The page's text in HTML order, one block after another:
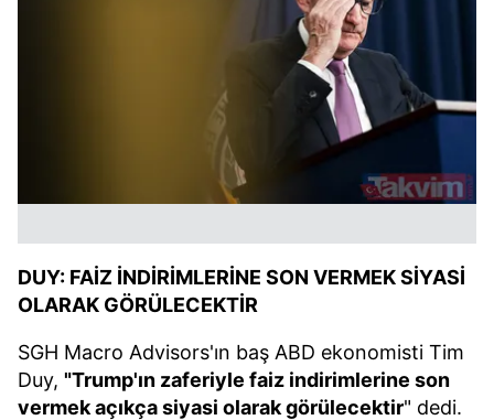
DUY: FAİZ İNDİRİMLERİNE SON VERMEK SİYASİ
OLARAK GÖRÜLECEKTİR
SGH Macro Advisors'ın baş ABD ekonomisti Tim
Duy, "Trump'ın zaferiyle faiz indirimlerine son
vermek açıkça siyasi olarak görülecektir" dedi.